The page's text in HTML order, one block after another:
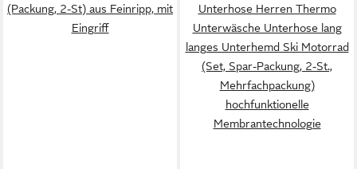
(Packung, 2-St) aus Feinripp, mit
Eingriff
Unterhose Herren Thermo
Unterwäsche Unterhose lang
langes Unterhemd Ski Motorrad
(Set, Spar-Packung, 2-St.,
Mehrfachpackung)
hochfunktionelle
Membrantechnologie